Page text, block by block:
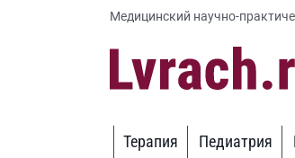
Медицинский научно-
Терапия Педиатрия